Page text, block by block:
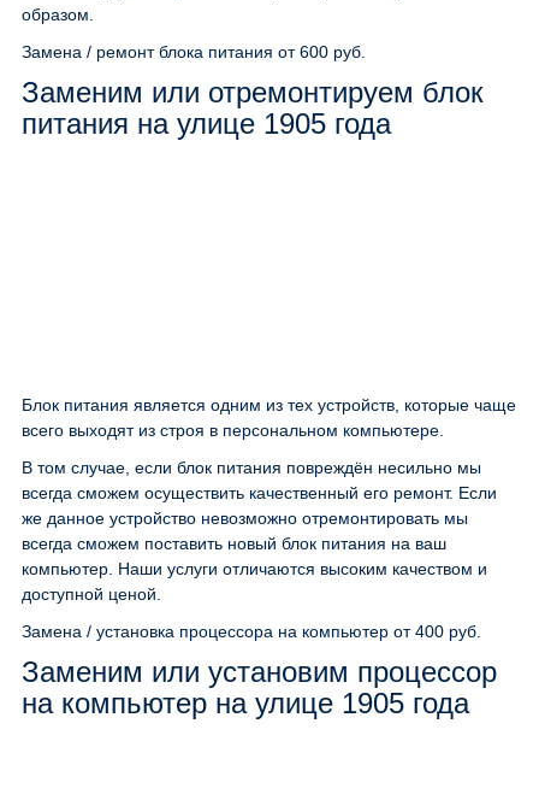
образом.
Замена / ремонт блока питания от 600 руб.
Заменим или отремонтируем блок
питания на улице 1905 года
Блок питания является одним из тех устройств, которые чаще
всего выходят из строя в персональном компьютере.
В том случае, если блок питания повреждён несильно мы
всегда сможем осуществить качественный его ремонт. Если
же данное устройство невозможно отремонтировать мы
всегда сможем поставить новый блок питания на ваш
компьютер. Наши услуги отличаются высоким качеством и
доступной ценой.
Замена / установка процессора на компьютер от 400 руб.
Заменим или установим процессор
на компьютер на улице 1905 года